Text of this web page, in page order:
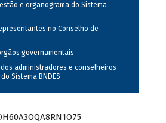
e organograma do Sistema
no Conselho de
governamentais
dos administradores e conselheiros
Sistema BNDES